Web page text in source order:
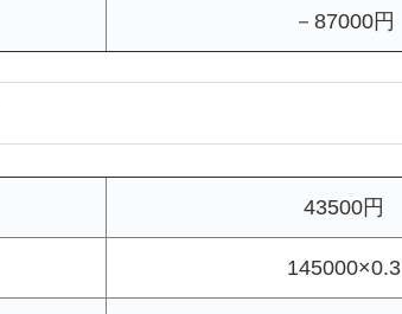
－87000円
43500円
145000×0.3